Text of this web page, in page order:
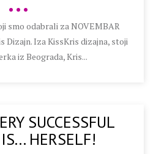
•••
smo odabrali za NOVEMBAR
Dizajn. Iza KissKris dizajna, stoji
iz Beograda, Kris...
SUCCESSFUL
HERSELF!